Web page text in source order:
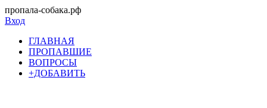
пропала-собака.рф
Вход
ГЛАВНАЯ
ПРОПАВШИЕ
ВОПРОСЫ
+ДОБАВИТЬ